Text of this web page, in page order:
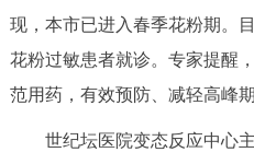
市领导 机构
现，本市已进入春季花粉期。
花粉过敏患者就诊。专家提醒
范用药，有效预防、减轻高峰期
世纪坛医院变态反应中心主